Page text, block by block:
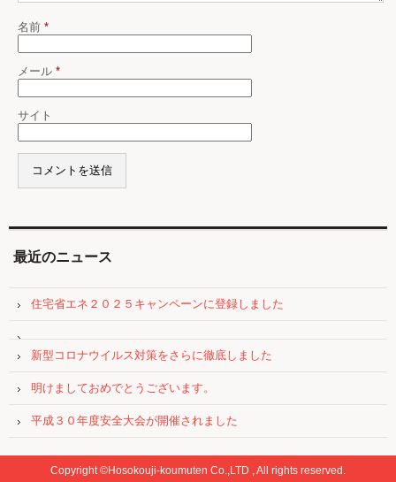
名前 *
メール *
サイト
最近のニュース
住宅省エネ２０２５キャンペーンに登録しました
新型コロナウイルス対策をさらに徹底しました
明けましておめでとうございます。
平成３０年度安全大会が開催されました
Copyright ©Hosokouji-koumuten Co.,LTD , All rights reserved.